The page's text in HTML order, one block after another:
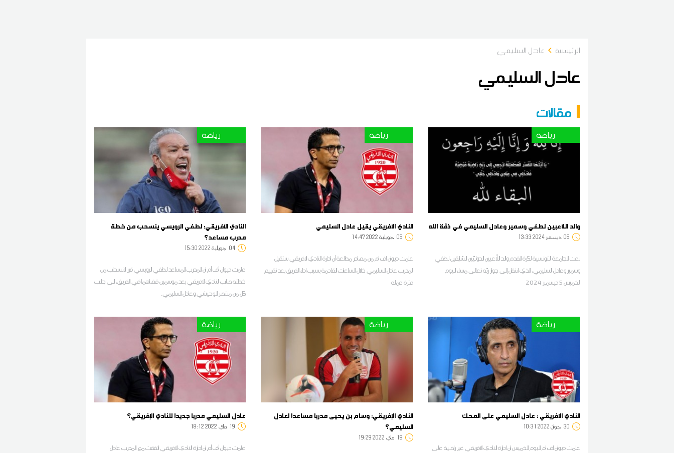
الرئيسية عادل السليمي
عادل السليمي
مقالات
رياضة
والد اللاعبين لطفي وسمير وعادل السليمي في ذمّة الله
06 13:33 2024 ديسمبر
نعت الجامعة التونسية لكرة القدم والد اللّاعبين الدوليّين السّابقين لطفي
وسمير وعادل السليمي، الذي انتقل إلى جوار ربّه تعالى مساء اليوم
الخميس 5 ديسمبر 2024
رياضة
النادي الافريقي يقيل عادل السليمي
05 14:47 2022 جويلية
علمت ديوان اف ام من مصادر مطلعة أن ادارة النادي الافريقي ستقيل
المدرب عادل السليمي خلال الساعات القادمة بسبب اداء الفريق بعد تقييم
فترة عمله
رياضة
النادي الافريقي: لطفي الرويسي ينسحب من خطة
مدرب مساعد؟
04 15:30 2022 جويلية
علمت ديوان أف أم ان المدرب المساعد لطفي الرويسي قرر الانسحاب من
خطته صلب النادي الافريقي بعد موسمين قضاهما في الفريق، الى جانب
كل من منتصر الوحيشي وعادل السليمي.
رياضة
النادي الافريقي : عادل السليمي على المحك
30 10:31 2022 جوان
علمت ديوان اف ام اليوم الخميس ان ادارة النادي الافريقي غير راضية على
رياضة
النادي الإفريقي: وسام بن يحيى مدربا مساعدا لعادل
السليمي؟
19 19:29 2022 ماي
رياضة
عادل السليمي مدربا جديدا للنادي الإفريقي؟
19 18:12 2022 ماي
علمت ديوان أف أم ان ادارة النادي الافريقي اتفقت مع المدرب عادل